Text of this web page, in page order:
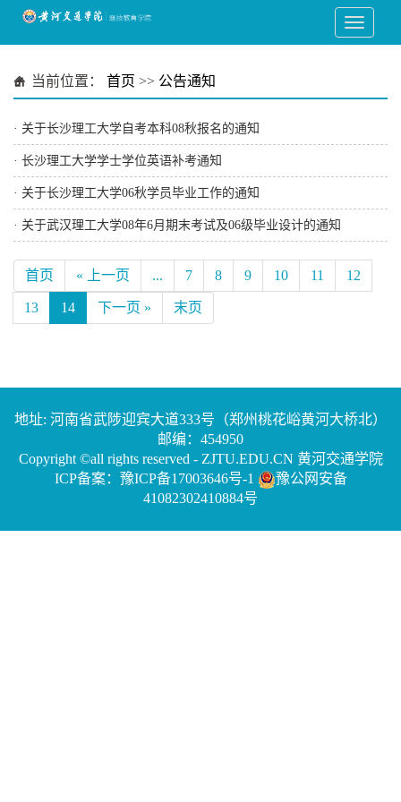
当前位置： 首页 >> 公告通知
· 关于长沙理工大学自考本科08秋报名的通知
· 长沙理工大学学士学位英语补考通知
· 关于长沙理工大学06秋学员毕业工作的通知
· 关于武汉理工大学08年6月期末考试及06级毕业设计的通知
首页 « 上一页 ... 7 8 9 10 11 12
13 14 下一页 » 末页
地址: 河南省武陟迎宾大道333号（郑州桃花峪黄河大桥北）
邮编：454950
Copyright ©all rights reserved - ZJTU.EDU.CN 黄河交通学院
ICP备案：豫ICP备17003646号-1
豫公网安备
41082302410884号